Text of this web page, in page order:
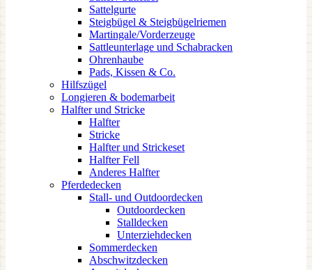
Sattelgurte
Steigbügel & Steigbügelriemen
Martingale/Vorderzeuge
Sattleunterlage und Schabracken
Ohrenhaube
Pads, Kissen & Co.
Hilfszügel
Longieren & bodemarbeit
Halfter und Stricke
Halfter
Stricke
Halfter und Strickeset
Halfter Fell
Anderes Halfter
Pferdedecken
Stall- und Outdoordecken
Outdoordecken
Stalldecken
Unterziehdecken
Sommerdecken
Abschwitzdecken